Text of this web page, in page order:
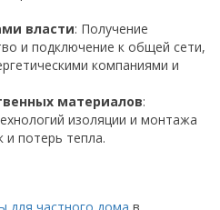
власти: Получение
и подключение к общей сети,
компаниями и
материалов:
изоляции и монтажа
и потерь тепла.